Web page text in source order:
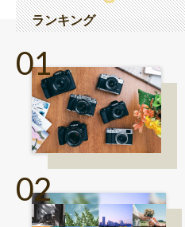
ランキング